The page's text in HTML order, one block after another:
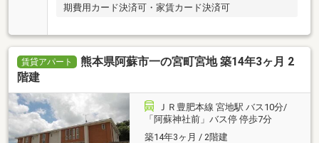
期費用カード決済可・家賃カード決済可
賃貸アパート
熊本県阿蘇市一の宮町宮地 築14年3ヶ月 2
階建
ＪＲ豊肥本線 宮地駅 バス10分/
「阿蘇神社前」バス停 停歩7分
築14年3ヶ月 / 2階建